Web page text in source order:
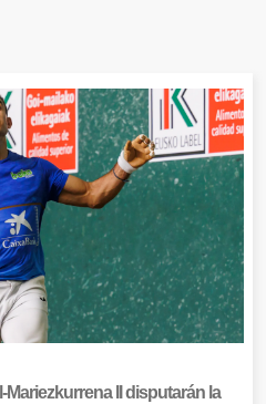
II disputarán la